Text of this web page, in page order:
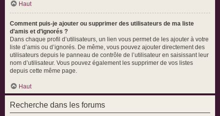
Haut
Comment puis-je ajouter ou supprimer des utilisateurs de ma liste
d’amis et d’ignorés ?
Dans chaque profil d’utilisateurs, un lien vous permet de les ajouter à votre
liste d’amis ou d’ignorés. De même, vous pouvez ajouter directement des
utilisateurs depuis le panneau de contrôle de l’utilisateur en saisissant leur
nom d’utilisateur. Vous pouvez également les supprimer de vos listes
depuis cette même page.
Haut
Recherche dans les forums